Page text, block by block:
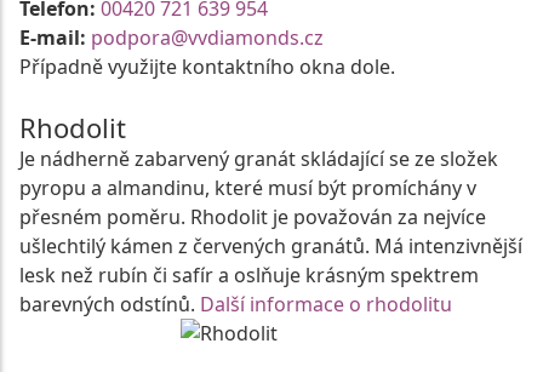
Telefon: 00420 721 639 954
E-mail: podpora@vvdiamonds.cz
Případně využijte kontaktního okna dole.
Rhodolit
Je nádherně zabarvený granát skládající se ze složek
pyropu a almandinu, které musí být promíchány v
přesném poměru. Rhodolit je považován za nejvíce
ušlechtilý kámen z červených granátů. Má intenzivnější
lesk než rubín či safír a oslňuje krásným spektrem
barevných odstínů. Další informace o rhodolitu